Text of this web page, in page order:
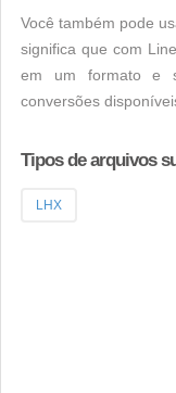
Você também pode
significa que com
em um formato e
conversões
Tipos de arquivos
LHX